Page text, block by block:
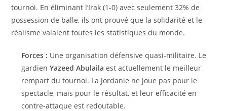
tournoi. En éliminant l’Irak (1-0) avec seulement 32% de
possession de balle, ils ont prouvé que la solidarité et le
réalisme valaient toutes les statistiques du monde.
Forces : Une organisation défensive quasi-militaire. Le
gardienYazeed Abulaila est actuellement le meilleur
rempart du tournoi. La Jordanie ne joue pas pour le
spectacle, mais pour le résultat, et leur efficacité en
contre-attaque est redoutable.